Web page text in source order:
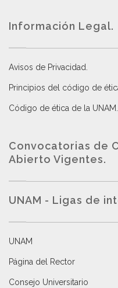
Información Legal.
Avisos de Privacidad
Principios del código de
Código de ética de la UNAM
Convocatorias de
Abierto Vigentes.
UNAM - Ligas de
UNAM
Página del Rector
Consejo Universitario